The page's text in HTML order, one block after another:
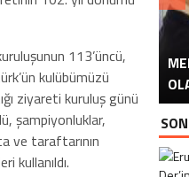
113’üncü,
kulübümüzü
ziyareti kuruluş günü
şampiyonluklar,
ve taraftarının
kullanıldı.